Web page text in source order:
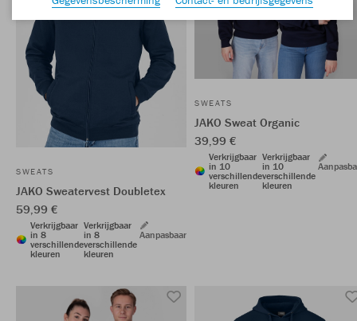
SWEATS
JAKO Sweatervest Doubletex
59,99 €
Verkrijgbaar
in 8
verschillende
kleuren
Verkrijgbaar
in 8
verschillende
kleuren
Aanpasbaar
SWEATS
JAKO Sweat Organic
39,99 €
Verkrijgbaar
in 10
verschillende
kleuren
Verkrijgbaar
in 10
verschillende
kleuren